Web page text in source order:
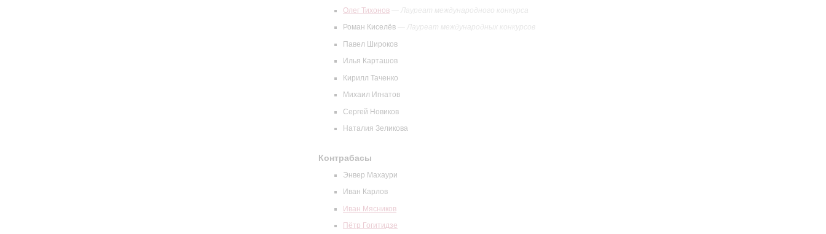
Олег Тихонов
Лауреат международного конкурса
Роман Киселёв
Лауреат международных конкурсов
Павел Широков
Илья Карташов
Кирилл Таченко
Михаил Игнатов
Сергей Новиков
Наталия Зеликова
Контрабасы
Энвер Махаури
Иван Карлов
Иван Мясников
Пётр Гогитидзе